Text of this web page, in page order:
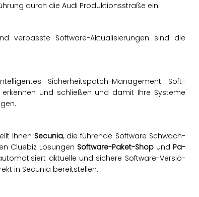
durch die Audi Pro­duk­ti­ons­stra­ße ein!
ver­pass­te Soft­ware-Ak­tua­li­sie­run­gen sind die
Si­cher­heits­patch-Ma­nage­ment Soft­
und schlie­ßen und damit Ihre Sys­te­me
Ihnen Se­cu­nia, die füh­ren­de Soft­ware Schwach­
Clue­biz Lö­sun­gen Soft­ware-Paket-Shopund Pa­
ak­tu­el­le und si­che­re Soft­ware-Ver­sio­
in Se­cu­nia be­reit­stel­len.